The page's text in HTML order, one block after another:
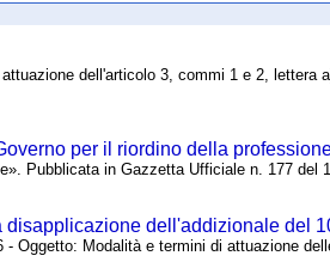
dell'articolo 3, commi 1 e 2,
per il riordino della
Pubblicata in Gazzetta Ufficiale n. 177 del
dell'addizionale del
Oggetto: Modalità e termini di attuazione